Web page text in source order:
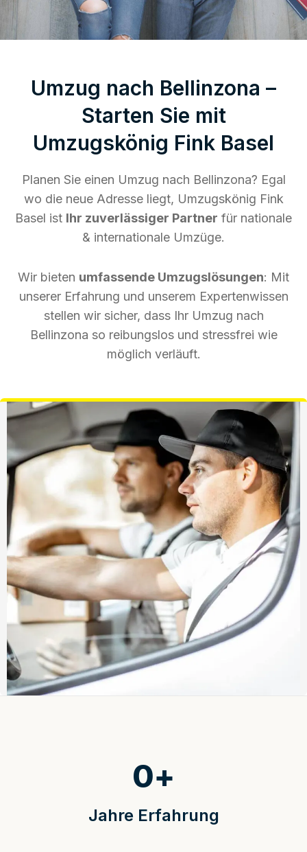
Umzug nach Bellinzona –
Starten Sie mit
Umzugskönig Fink Basel
Planen Sie einen Umzug nach Bellinzona? Egal
wo die neue Adresse liegt, Umzugskönig Fink
Basel ist Ihr zuverlässiger Partner für nationale
& internationale Umzüge.
Wir bieten umfassende Umzugslösungen: Mit
unserer Erfahrung und unserem Expertenwissen
stellen wir sicher, dass Ihr Umzug nach
Bellinzona so reibungslos und stressfrei wie
möglich verläuft.
Jahre Erfahrung
0+